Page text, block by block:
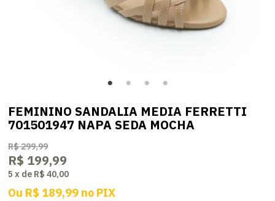
FEMININO SANDALIA MEDIA FERRETTI
701501947 NAPA SEDA MOCHA
R$ 299,99
R$ 199,99
5 x de R$ 40,00
Ou R$ 189,99 no PIX